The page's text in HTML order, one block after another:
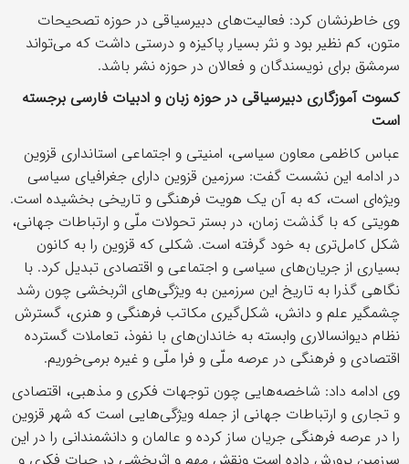
وی خاطرنشان کرد: فعالیت‌های دبیرسیاقی در حوزه تصحیحات
متون، کم نظیر بود و نثر بسیار پاکیزه و درستی داشت که می‌تواند
سرمشق برای نویسندگان و فعالان در حوزه نشر باشد.
کسوت آموزگاری دبیرسیاقی در حوزه زبان و ادبیات فارسی برجسته
است
عباس کاظمی معاون سیاسی، امنیتی و اجتماعی استانداری قزوین
در ادامه این نشست گفت: سرزمین قزوین دارای جغرافیای سیاسی
ویژه‌ای است، که به آن یک هویت فرهنگی و تاریخی بخشیده است.
هویتی که با گذشت زمان، در بستر تحولات ملّی و ارتباطات جهانی،
شکل کامل‌تری به خود گرفته است. شکلی که قزوین را به کانون
بسیاری از جریان‌های سیاسی و اجتماعی و اقتصادی تبدیل کرد. با
نگاهی گذرا به تاریخ این سرزمین به ویژگی‌های اثربخشی چون رشد
چشمگیر علم و دانش، شکل‌گیری مکاتب فرهنگی و هنری، گسترش
نظام دیوانسالاری وابسته به خاندان‌های با نفوذ، تعاملات گسترده
اقتصادی و فرهنگی در عرصه ملّی و فرا ملّی و غیره برمی‌خوریم.
وی ادامه داد: شاخصه‌هایی چون توجهات فکری و مذهبی، اقتصادی
و تجاری و ارتباطات جهانی از جمله ویژگی‌هایی است که شهر قزوین
را در عرصه فرهنگی جریان ساز کرده و عالمان و دانشمندانی را در این